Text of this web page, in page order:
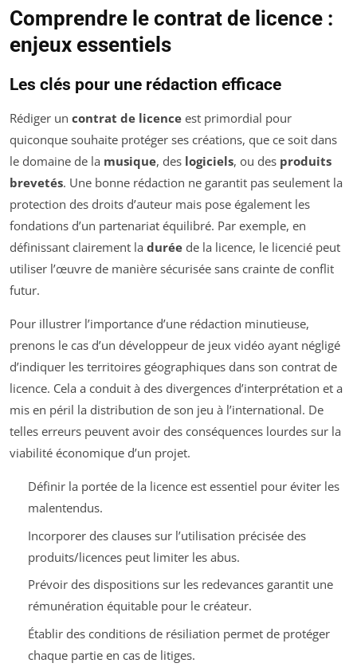
Comprendre le contrat de licence :
enjeux essentiels
Les clés pour une rédaction efficace
Rédiger un contrat de licence est primordial pour
quiconque souhaite protéger ses créations, que ce soit dans
le domaine de la musique, des logiciels, ou des produits
brevetés. Une bonne rédaction ne garantit pas seulement la
protection des droits d’auteur mais pose également les
fondations d’un partenariat équilibré. Par exemple, en
définissant clairement la durée de la licence, le licencié peut
utiliser l’œuvre de manière sécurisée sans crainte de conflit
futur.
Pour illustrer l’importance d’une rédaction minutieuse,
prenons le cas d’un développeur de jeux vidéo ayant négligé
d’indiquer les territoires géographiques dans son contrat de
licence. Cela a conduit à des divergences d’interprétation et a
mis en péril la distribution de son jeu à l’international. De
telles erreurs peuvent avoir des conséquences lourdes sur la
viabilité économique d’un projet.
Définir la portée de la licence est essentiel pour éviter les
malentendus.
Incorporer des clauses sur l’utilisation précisée des
produits/licences peut limiter les abus.
Prévoir des dispositions sur les redevances garantit une
rémunération équitable pour le créateur.
Établir des conditions de résiliation permet de protéger
chaque partie en cas de litiges.